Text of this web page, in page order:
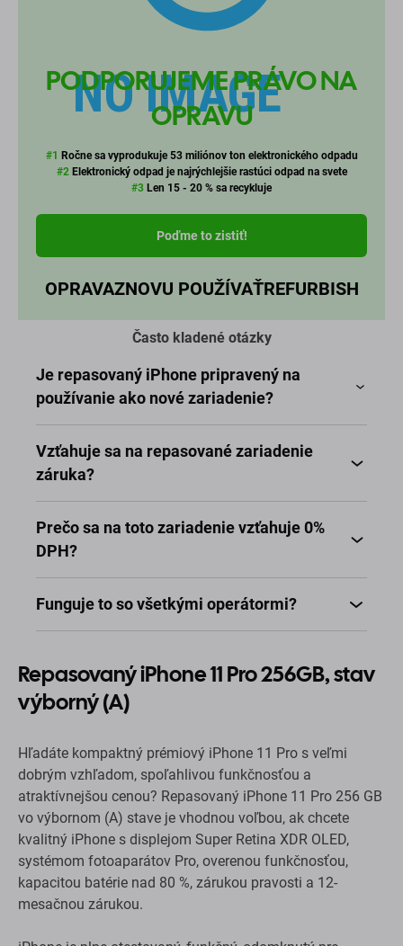
Len 15 - 20 % sa recykluje
OPRAVAZNOVU POUŽÍVAŤREFURBISH
Často kladené otázky
Je repasovaný iPhone pripravený na
používanie ako nové zariadenie?
záruka?
Prečo sa na toto zariadenie vzťahuje 0%
DPH?
Funguje to so všetkými operátormi?
Repasovaný iPhone 11 Pro 256GB, stav
výborný (A)
dobrým vzhľadom, spoľahlivou funkčnosťou a
atraktívnejšou cenou? Repasovaný iPhone 11 Pro 256 GB
systémom fotoaparátov Pro, overenou funkčnosťou,
kapacitou batérie nad 80 %, zárukou pravosti a 12-
iPhone je plne otestovaný, funkčný, odomknutý pre
všetkých operátorov, odhlásený z iCloudu a pripravený na
prihlásenie pomocou vášho Apple ID. Po dodaní ho
jednoducho zapnete, nastavíte a môžete ho začať
používať.
Prečo si vybrať stav Výborný (A)?